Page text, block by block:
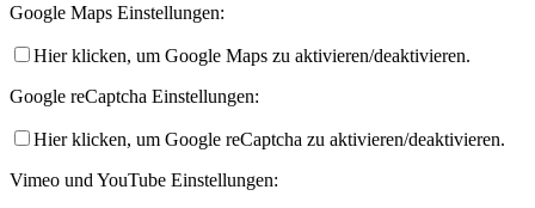
Google Maps Einstellungen:
Hier klicken, um Google Maps zu aktivieren/deaktivieren.
Google reCaptcha Einstellungen:
Hier klicken, um Google reCaptcha zu aktivieren/deaktivieren.
Vimeo und YouTube Einstellungen: